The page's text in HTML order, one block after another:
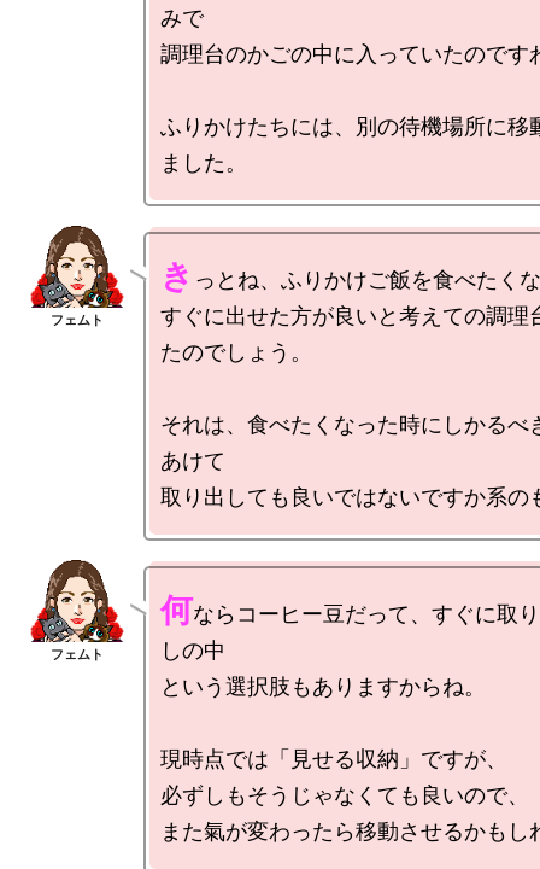
みで
調理台のかごの中に入っていたのです
ふりかけたちには、別の待機場所に移
き っとね、ふりかけご飯を食べたく
すぐに出せた方が良いと考えての調理
たのでしょう。
それは、食べたくなった時にしかるべ
あけて
何ならコーヒー豆だって、すぐに取
しの中
という選択肢もありますからね。
現時点では「見せる収納」ですが、
必ずしもそうじゃなくても良いので、